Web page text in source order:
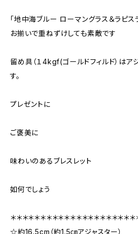
「地中海ブルー ローマングラス＆ラピス
お揃いで重ねずけしても素敵です
留め具（１4kgf(ゴールドフィルド）はア
す。
プレゼントに
ご褒美に
味わいのあるブレスレット
如何でしょう
＊＊＊＊＊＊＊＊＊＊＊＊＊＊＊＊＊＊＊＊＊
☆約16.5cm（約1.5㎝アジャスター）